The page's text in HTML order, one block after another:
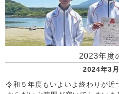
2023年度
2024年3
令和５年度もいよいよ終わりが近